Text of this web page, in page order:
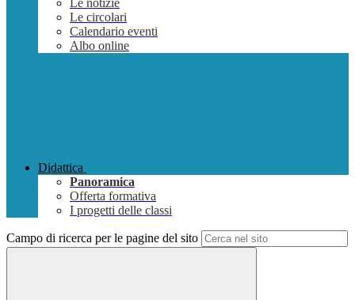
Le notizie
Le circolari
Calendario eventi
Albo online
Didattica
Panoramica
Offerta formativa
I progetti delle classi
Campo di ricerca per le pagine del sito